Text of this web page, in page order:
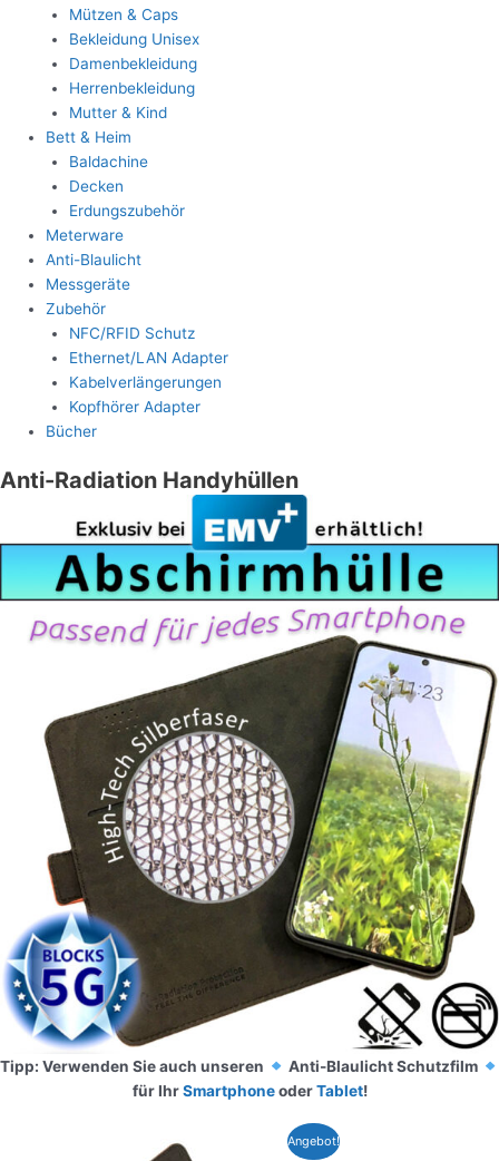
Mützen & Caps
Bekleidung Unisex
Damenbekleidung
Herrenbekleidung
Mutter & Kind
Bett & Heim
Baldachine
Decken
Erdungszubehör
Meterware
Anti-Blaulicht
Messgeräte
Zubehör
NFC/RFID Schutz
Ethernet/LAN Adapter
Kabelverlängerungen
Kopfhörer Adapter
Bücher
Anti-Radiation Handyhüllen
Tipp: Verwenden Sie auch unseren
Anti-Blaulicht Schutzfilm
für IhrSmartphoneoderTablet!
Angebot!